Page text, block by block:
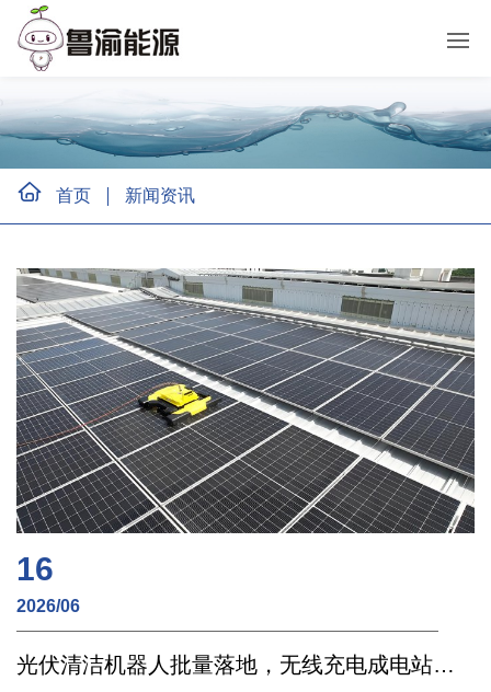
首页 新闻资讯
16
2026/06
光伏清洁机器人批量落地，无线充电成电站运维“标配”选项